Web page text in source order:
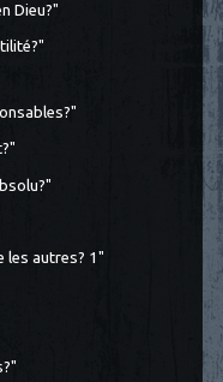
Dieu?"
les autres? 1"